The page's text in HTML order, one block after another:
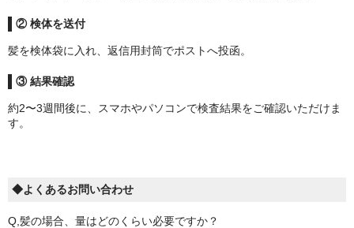
② 検体を送付
髪を検体袋に入れ、返信用封筒でポストへ投函。
③ 結果確認
約2〜3週間後に、スマホやパソコンで検査結果をご確認いただけま
す。
◆よくあるお問い合わせ
Q,髪の場合、量はどのくらい必要ですか？